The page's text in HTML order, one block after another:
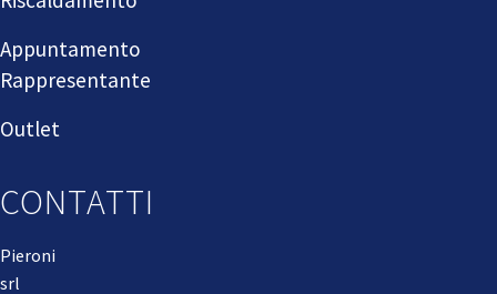
Appuntamento
Rappresentante
Outlet
CONTATTI
Pieroni
srl